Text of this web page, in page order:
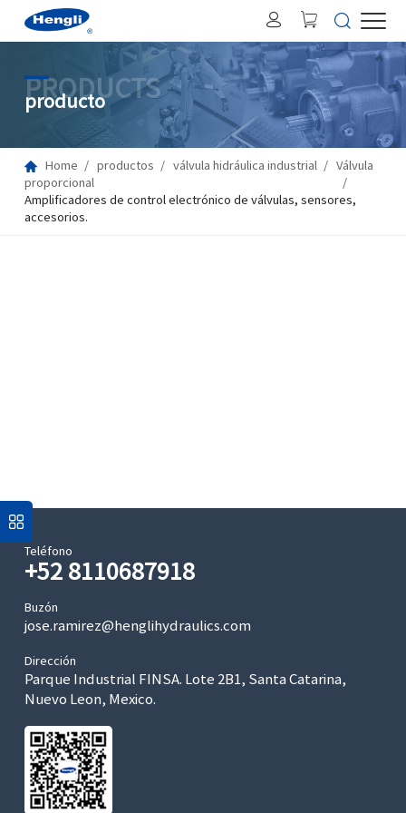
PRODUCTS
producto
Home productos válvula hidráulica industrial
Válvula
proporcional
Amplificadores de control electrónico de válvulas, sensores,
accesorios.
Teléfono
+52 8110687918
Buzón
jose.ramirez@henglihydraulics.com
Dirección
Parque Industrial FINSA. Lote 2B1, Santa Catarina,
Nuevo Leon, Mexico.